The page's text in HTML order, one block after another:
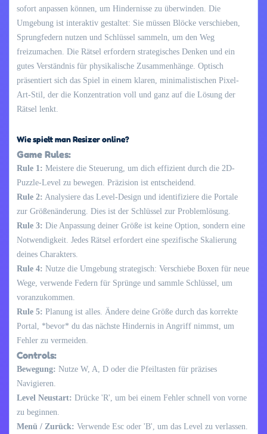
sofort anpassen können, um Hindernisse zu überwinden. Die
Umgebung ist interaktiv gestaltet: Sie müssen Blöcke verschieben,
Sprungfedern nutzen und Schlüssel sammeln, um den Weg
freizumachen. Die Rätsel erfordern strategisches Denken und ein
gutes Verständnis für physikalische Zusammenhänge. Optisch
präsentiert sich das Spiel in einem klaren, minimalistischen Pixel-
Art-Stil, der die Konzentration voll und ganz auf die Lösung der
Rätsel lenkt.
Wie spielt man Resizer online?
Game Rules:
Rule 1: Meistere die Steuerung, um dich effizient durch die 2D-
Puzzle-Level zu bewegen. Präzision ist entscheidend.
Rule 2: Analysiere das Level-Design und identifiziere die Portale
zur Größenänderung. Dies ist der Schlüssel zur Problemlösung.
Rule 3: Die Anpassung deiner Größe ist keine Option, sondern eine
Notwendigkeit. Jedes Rätsel erfordert eine spezifische Skalierung
deines Charakters.
Rule 4: Nutze die Umgebung strategisch: Verschiebe Boxen für neue
Wege, verwende Federn für Sprünge und sammle Schlüssel, um
voranzukommen.
Rule 5: Planung ist alles. Ändere deine Größe durch das korrekte
Portal, *bevor* du das nächste Hindernis in Angriff nimmst, um
Fehler zu vermeiden.
Controls:
Bewegung: Nutze W, A, D oder die Pfeiltasten für präzises
Navigieren.
Level Neustart: Drücke 'R', um bei einem Fehler schnell von vorne
zu beginnen.
Menü / Zurück: Verwende Esc oder 'B', um das Level zu verlassen.